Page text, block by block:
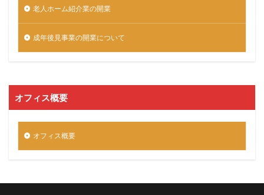
老人ホーム紹介業の開業
成年後見事業の開業について
オフィス概要
オフィス概要